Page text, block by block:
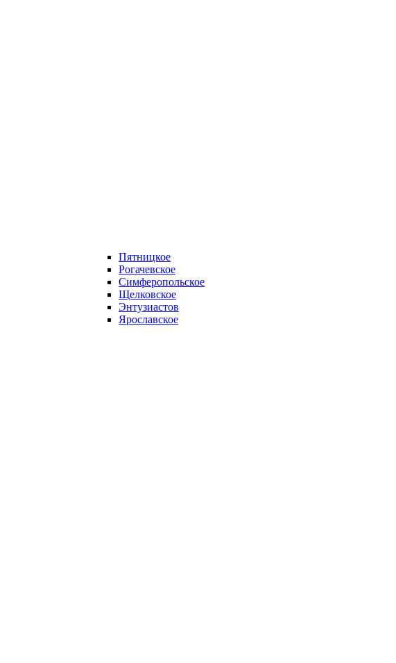
Пятницкое
Рогачевское
Симферопольское
Щелковское
Энтузиастов
Ярославское